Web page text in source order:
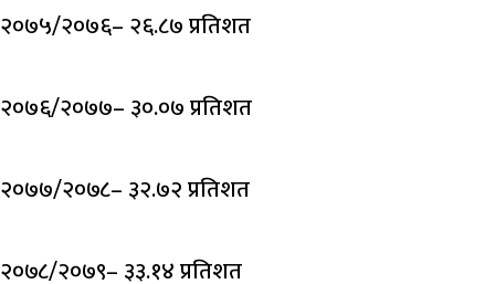
२०७५/२०७६– २६.८७ प्रतिशत
२०७६/२०७७– ३०.०७ प्रतिशत
२०७७/२०७८– ३२.७२ प्रतिशत
२०७८/२०७९– ३३.१४ प्रतिशत